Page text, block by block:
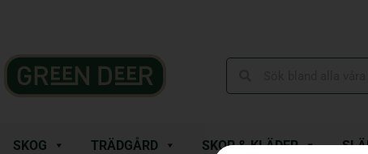
SKOG TRÄDGÅRD SKOR & KLÄDER